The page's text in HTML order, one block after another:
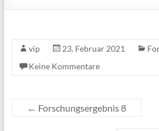
vip 23. Februar 2021
Keine Kommentare
← Forschungsergebnis 8